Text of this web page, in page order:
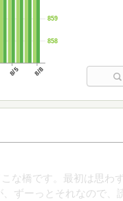
8/5 8/8
858
859
な橋です。最初は思わ
ずーっとそれなので、